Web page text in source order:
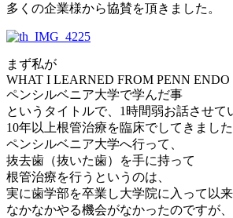
多くの企業様から協賛を頂きました。
まず私が
WHAT I LEARNED FROM PENN ENDO
ペンシルベニア大学で学んだ事
というタイトルで、1時間弱お話させて
10年以上根管治療を臨床でしてきました
ペンシルベニア大学へ行って、
抜去歯（抜いた歯）を手に持って
根管治療を行うというのは、
実に歯学部を卒業し大学院に入って以来
なかなかやる機会がなかったのですが、